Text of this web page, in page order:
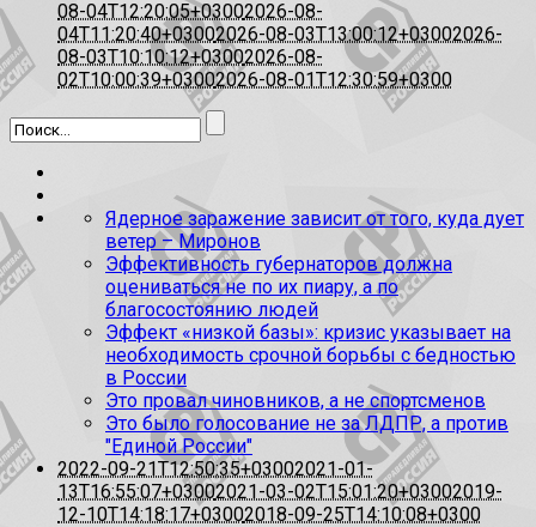
08-04T12:20:05+03002026-08-
04T11:20:40+03002026-08-03T13:00:12+03002026-
08-03T10:10:12+03002026-08-
02T10:00:39+03002026-08-01T12:30:59+0300
Ядерное заражение зависит от того, куда дует
ветер – Миронов
Эффективность губернаторов должна
оцениваться не по их пиару, а по
благосостоянию людей
Эффект «низкой базы»: кризис указывает на
необходимость срочной борьбы с бедностью
в России
Это провал чиновников, а не спортсменов
Это было голосование не за ЛДПР, а против
"Единой России"
2022-09-21T12:50:35+03002021-01-
13T16:55:07+03002021-03-02T15:01:20+03002019-
12-10T14:18:17+03002018-09-25T14:10:08+0300